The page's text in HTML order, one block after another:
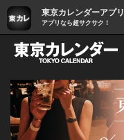
東京カレンダーアプリ
アプリなら超サクサク！